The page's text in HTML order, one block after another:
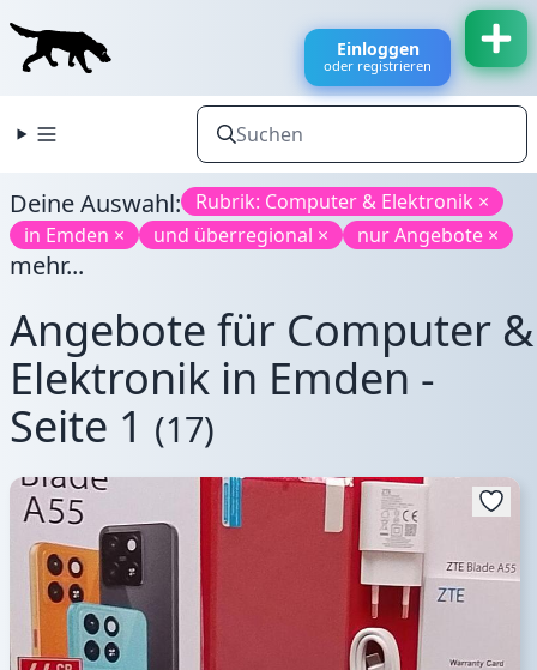
Einloggen
oder registrieren
Deine Auswahl:
Rubrik: Computer & Elektronik ×
in Emden ×
und überregional × nur Angebote ×
mehr...
Angebote für Computer &
Elektronik in Emden -
Seite 1 (17)